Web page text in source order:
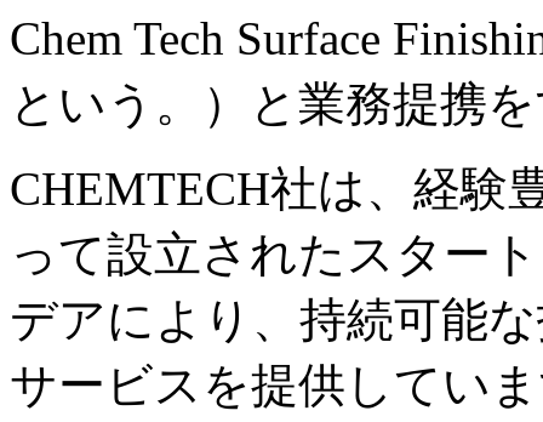
Chem Tech Surface
という。）と業務提携
CHEMTECH社は、経験
って設立されたスター
デアにより、持続可能
サービスを提供してい